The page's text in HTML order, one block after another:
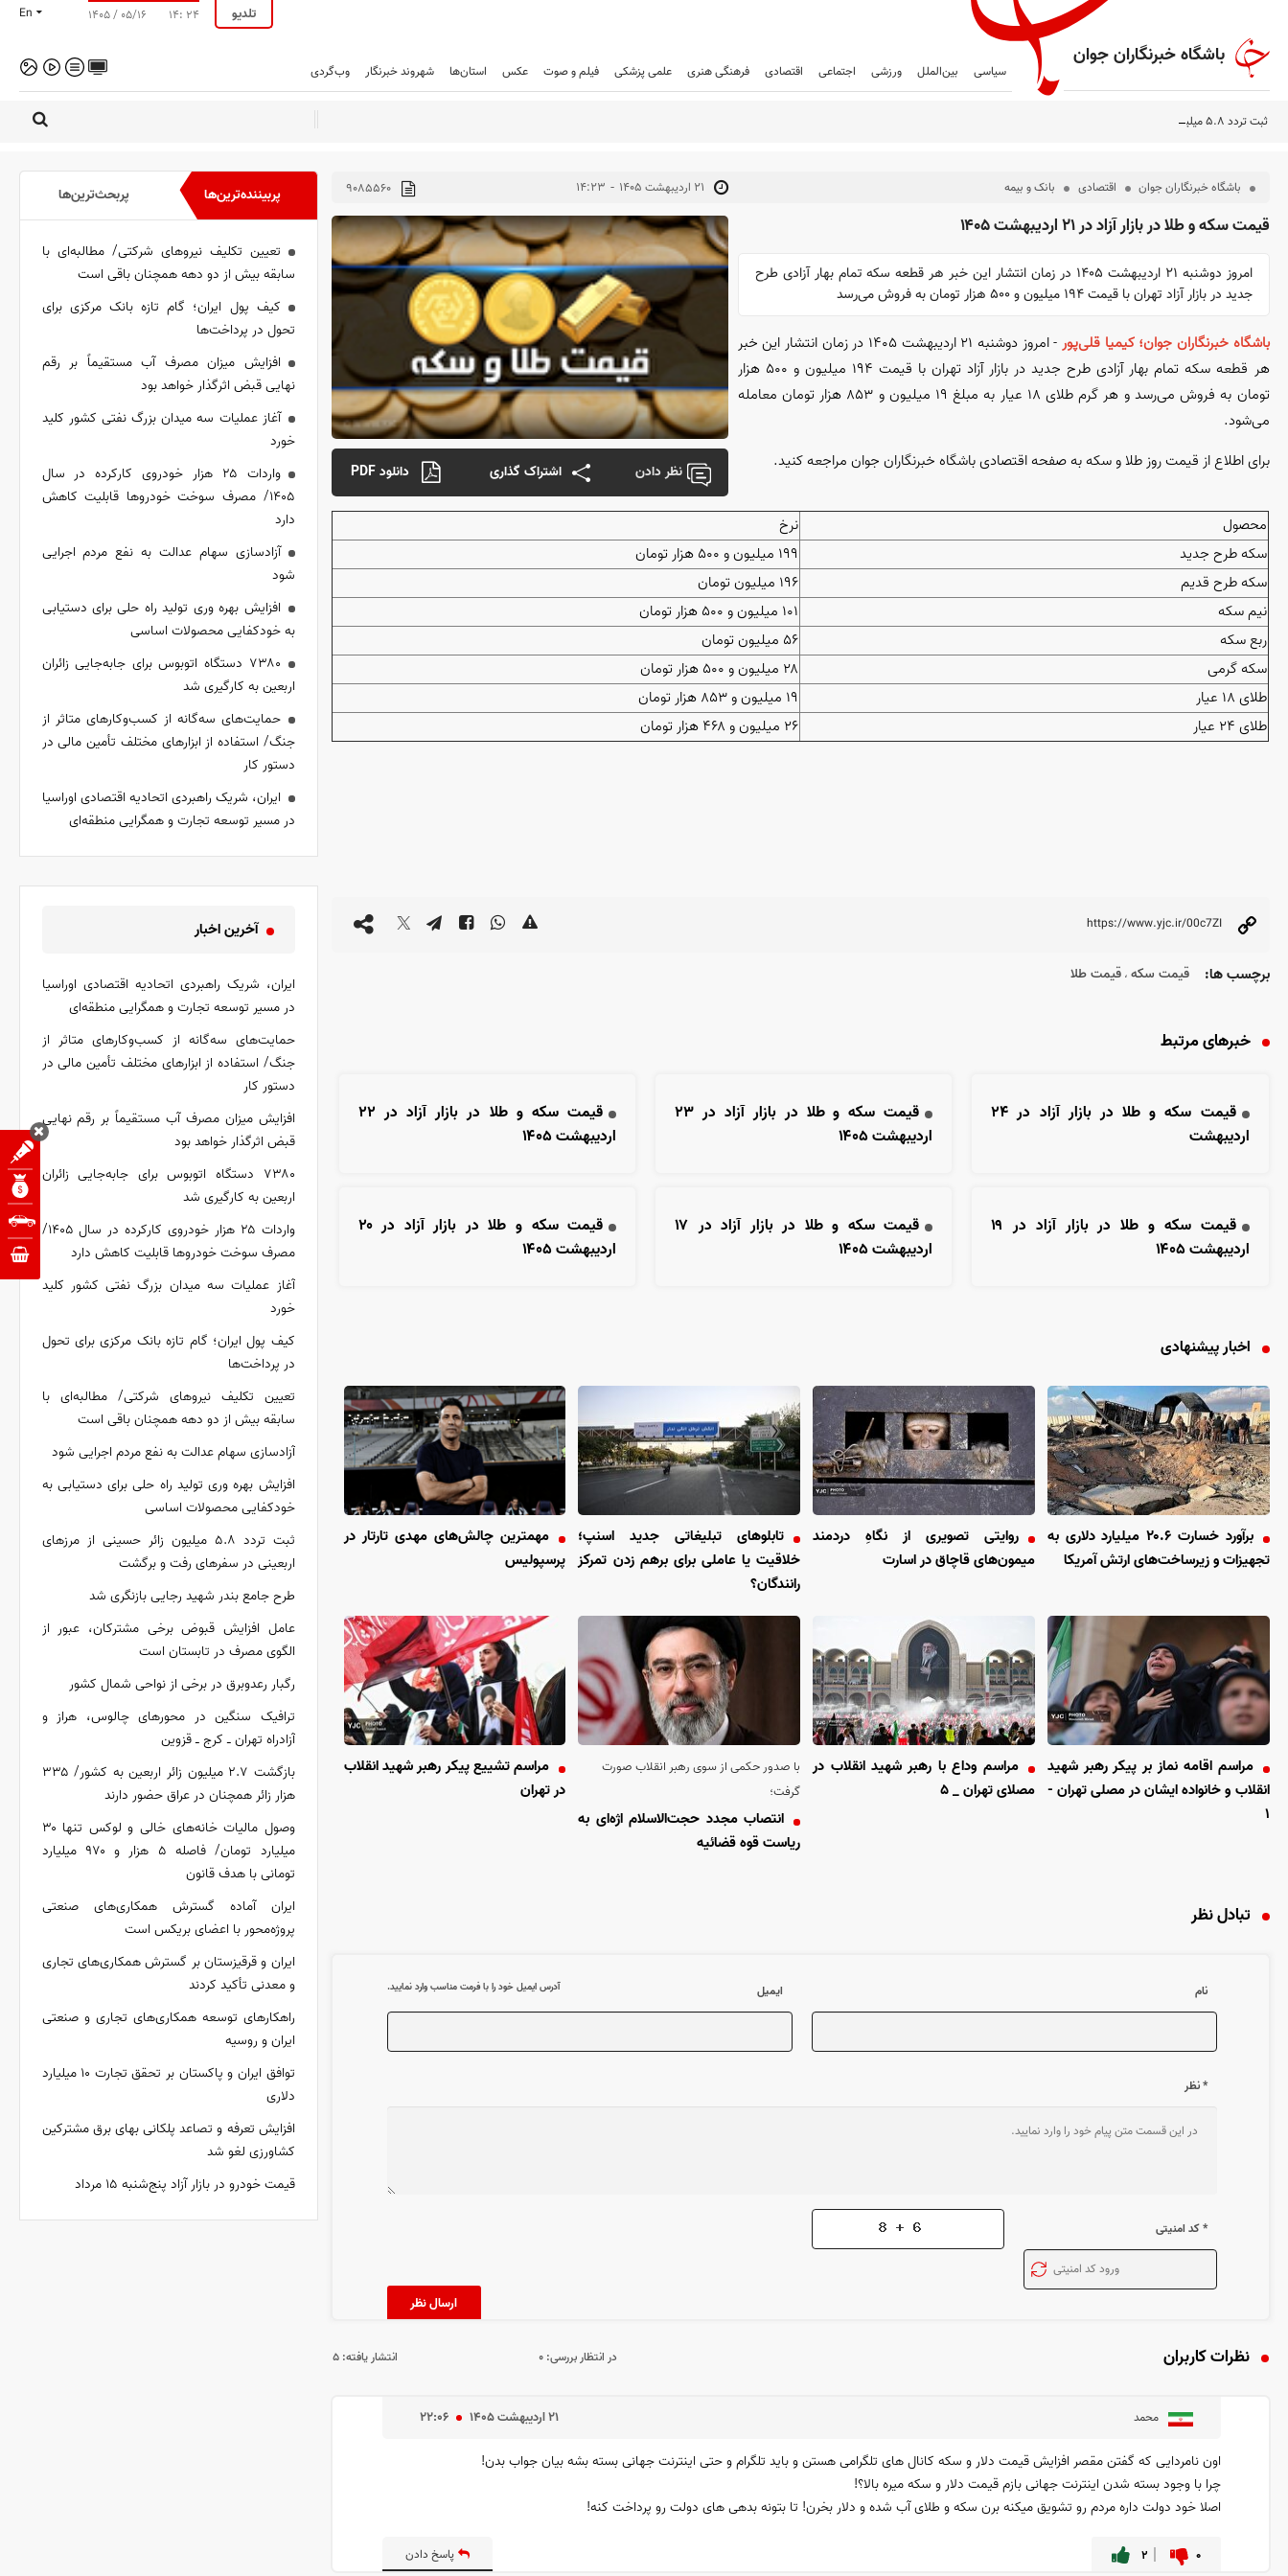
باشگاه خبرنگاران جوان
En ۱۴۰۵ / ۰۵/۱۶ ۱۴: ۲۴ تلدیو
سیاسی بین‌الملل ورزشی اجتماعی اقتصادی فرهنگی هنری علمی پزشکی فیلم و صوت عکس استان‌ها شهروند خبرنگار وب‌گردی
ثبت تردد ۵.۸ میلیون زائر حسینی از مرزهای اربعینی در سفرهای رفت و برگشت
۱۴:۲۳ - ۲۱ ارديبهشت ۱۴۰۵ ۹۰۸۵۵۶۰
نظر دادن اشتراک گذاری دانلود PDF
باشگاه خبرنگاران جوان اقتصادی بانک و بیمه
قیمت سکه و طلا در بازار آزاد در ۲۱ اردیبهشت ۱۴۰۵
امروز دوشنبه ۲۱ اردیبهشت ۱۴۰۵ در زمان انتشار این خبر هر قطعه سکه تمام بهار آزادی طرح
جدید در بازار آزاد تهران با قیمت ۱۹۴ میلیون و ۵۰۰ هزار تومان به فروش می‌رسد
باشگاه خبرنگاران جوان؛ کیمیا قلی‌پور
- امروز دوشنبه ۲۱ اردیبهشت ۱۴۰۵ در زمان انتشار این خبر
هر قطعه سکه تمام بهار آزادی طرح جدید در بازار آزاد تهران با قیمت ۱۹۴ میلیون و ۵۰۰ هزار
تومان به فروش می‌رسد و هر گرم طلای ۱۸ عیار به مبلغ ۱۹ میلیون و ۸۵۳ هزار تومان معامله
می‌شود.
برای اطلاع از قیمت روز طلا و سکه به صفحه اقتصادی باشگاه خبرنگاران جوان مراجعه کنید.
محصول
نرخ
سکه طرح جدید
۱۹۹ میلیون و ۵۰۰ هزار تومان
سکه طرح قدیم
۱۹۶ میلیون تومان
نیم سکه
۱۰۱ میلیون و ۵۰۰ هزار تومان
ربع سکه
۵۶ میلیون تومان
سکه گرمی
۲۸ میلیون و ۵۰۰ هزار تومان
طلای ۱۸ عیار
۱۹ میلیون و ۸۵۳ هزار تومان
طلای ۲۴ عیار
۲۶ میلیون و ۴۶۸ هزار تومان
برچسب ها: قیمت سکه ،قیمت طلا
خبرهای مرتبط
قیمت سکه و طلا در بازار آزاد در ۲۴
اردیبهشت
قیمت سکه و طلا در بازار آزاد در ۲۳
اردیبهشت ۱۴۰۵
قیمت سکه و طلا در بازار آزاد در ۲۲
اردیبهشت ۱۴۰۵
قیمت سکه و طلا در بازار آزاد در ۱۹
اردیبهشت ۱۴۰۵
قیمت سکه و طلا در بازار آزاد در ۱۷
اردیبهشت ۱۴۰۵
قیمت سکه و طلا در بازار آزاد در ۲۰
اردیبهشت ۱۴۰۵
اخبار پیشنهادی
برآورد خسارت ۲۰.۶ میلیارد دلاری به
تجهیزات و زیرساخت‌های ارتش آمریکا
روایتی تصویری از نگاهِ دردمند
میمون‌های قاچاق در اسارت
تابلو‌های تبلیغاتی جدید اسنپ؛
خلاقیت یا عاملی برای برهم زدن تمرکز
رانندگان؟
مهمترین چالش‌های مهدی تارتار در
پرسپولیس
مراسم اقامه نماز بر پیکر رهبر شهید
انقلاب و خانواده ایشان در مصلی تهران -
۱
مراسم وداع با رهبر شهید انقلاب در
مصلای تهران _ ۵
با صدور حکمی از سوی رهبر انقلاب صورت
گرفت؛
انتصاب مجدد حجت‌الاسلام اژه‌ای به
ریاست قوه قضائیه
مراسم تشییع پیکر رهبر شهید انقلاب
در تهران
تبادل نظر
نام ایمیل آدرس ایمیل خود را با فرمت مناسب وارد نمایید.
* نظر
* کد امنیتی
نظرات کاربران انتشار یافته:۵ در انتظار بررسی:۰
محمد ۲۲:۰۶ ۲۱ ارديبهشت ۱۴۰۵
اون نامردایی که گفتن مقصر افزایش قیمت دلار و سکه کانال های تلگرامی هستن و باید تلگرام و حتی اینترنت جهانی بسته بشه بیان جواب بدن!
چرا با وجود بسته شدن اینترنت جهانی بازم قیمت دلار و سکه میره بالا؟!
اصلا خود دولت داره مردم رو تشویق میکنه برن سکه و طلای آب شده و دلار بخرن! تا بتونه بدهی های دولت رو پرداخت کنه!
۰ ۲ پاسخ دادن
پربیننده‌ترین‌ها پربحث‌ترین‌ها
تعیین تکلیف نیروهای شرکتی/ مطالبه‌ای با
سابقه بیش از دو دهه همچنان باقی است
کیف پول ایران؛ گام تازه بانک مرکزی برای
تحول در پرداخت‌ها
افزایش میزان مصرف آب مستقیماً بر رقم
نهایی قبض اثرگذار خواهد بود
آغاز عملیات سه میدان بزرگ نفتی کشور کلید
خورد
واردات ۲۵ هزار خودروی کارکرده در سال
۱۴۰۵/ مصرف سوخت خودرو‌ها قابلیت کاهش
دارد
آزادسازی سهام عدالت به نفع مردم اجرایی
شود
افزایش بهره وری تولید راه حلی برای دستیابی
به خودکفایی محصولات اساسی
۷۳۸۰ دستگاه اتوبوس برای جابه‌جایی زائران
اربعین به کارگیری شد
حمایت‌های سه‌گانه از کسب‌وکارهای متاثر از
جنگ/ استفاده از ابزارهای مختلف تأمین مالی در
دستور کار
ایران، شریک راهبردی اتحادیه اقتصادی اوراسیا
در مسیر توسعه تجارت و همگرایی منطقه‌ای
آخرین اخبار
ایران، شریک راهبردی اتحادیه اقتصادی اوراسیا
در مسیر توسعه تجارت و همگرایی منطقه‌ای
حمایت‌های سه‌گانه از کسب‌وکارهای متاثر از
جنگ/ استفاده از ابزارهای مختلف تأمین مالی در
دستور کار
افزایش میزان مصرف آب مستقیماً بر رقم نهایی
قبض اثرگذار خواهد بود
۷۳۸۰ دستگاه اتوبوس برای جابه‌جایی زائران
اربعین به کارگیری شد
واردات ۲۵ هزار خودروی کارکرده در سال ۱۴۰۵/
مصرف سوخت خودرو‌ها قابلیت کاهش دارد
آغاز عملیات سه میدان بزرگ نفتی کشور کلید
خورد
کیف پول ایران؛ گام تازه بانک مرکزی برای تحول
در پرداخت‌ها
تعیین تکلیف نیروهای شرکتی/ مطالبه‌ای با
سابقه بیش از دو دهه همچنان باقی است
آزادسازی سهام عدالت به نفع مردم اجرایی شود
افزایش بهره وری تولید راه حلی برای دستیابی به
خودکفایی محصولات اساسی
ثبت تردد ۵.۸ میلیون زائر حسینی از مرزهای
اربعینی در سفرهای رفت و برگشت
طرح جامع بندر شهید رجایی بازنگری شد
عامل افزایش قبوض برخی مشترکان، عبور از
الگوی مصرف در تابستان است
رگبار رعدوبرق در برخی از نواحی شمال کشور
ترافیک سنگین در محورهای چالوس، هراز و
آزادراه تهران ـ کرج ـ قزوین
بازگشت ۲.۷ میلیون زائر اربعین به کشور/ ۳۳۵
هزار زائر همچنان در عراق حضور دارند
وصول مالیات خانه‌های خالی و لوکس تنها ۳۰
میلیارد تومان/ فاصله ۵ هزار و ۹۷۰ میلیارد
تومانی با هدف قانون
ایران آماده گسترش همکاری‌های صنعتی
پروژه‌محور با اعضای بریکس است
ایران و قرقیزستان بر گسترش همکاری‌های تجاری
و معدنی تأکید کردند
راهکارهای توسعه همکاری‌های تجاری و صنعتی
ایران و روسیه
توافق ایران و پاکستان بر تحقق تجارت ۱۰ میلیارد
دلاری
افزایش تعرفه و تصاعد پلکانی بهای برق مشترکین
کشاورزی لغو شد
قیمت خودرو در بازار آزاد پنج‌شنبه ۱۵ مرداد